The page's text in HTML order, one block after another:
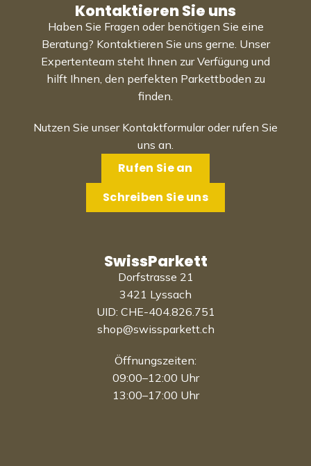
Kontaktieren Sie uns
Haben Sie Fragen oder benötigen Sie eine
Beratung? Kontaktieren Sie uns gerne. Unser
Expertenteam steht Ihnen zur Verfügung und
hilft Ihnen, den perfekten Parkettboden zu
finden.
Nutzen Sie unser Kontaktformular oder rufen Sie
uns an.
Rufen Sie an
Schreiben Sie uns
SwissParkett
Dorfstrasse 21
3421 Lyssach
UID: CHE-404.826.751
shop@swissparkett.ch
Öffnungszeiten:
09:00–12:00 Uhr
13:00–17:00 Uhr